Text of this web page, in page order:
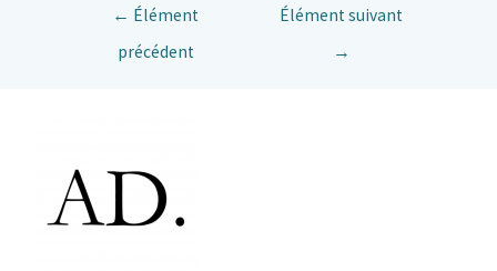
← Élément
précédent
Élément suivant
→